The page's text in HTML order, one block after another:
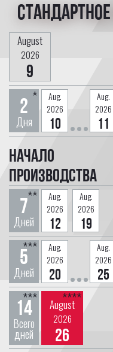
August
2026
9
2
Дня
*
Aug.
2026
10
Aug.
2026
11
Начало
производства
7
Дней
**
Aug.
2026
12
Aug.
2026
19
5
Дней
***
Aug.
2026
20
Aug.
2026
25
14
Всего
дней
*** August
2026
26
****